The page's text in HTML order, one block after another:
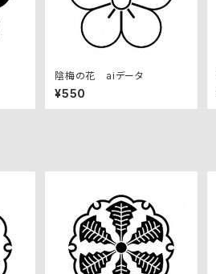
陰梅の花 aiデータ
¥550